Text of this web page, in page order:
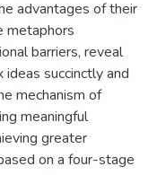
advantages of their
metaphors
barriers, reveal
succinctly and
mechanism of
meaningful
greater
on a four-stage